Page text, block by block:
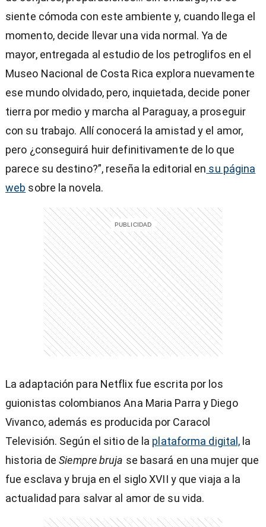
siente cómoda con este ambiente y, cuando llega el
momento, decide llevar una vida normal. Ya de
mayor, entregada al estudio de los petroglifos en el
Museo Nacional de Costa Rica explora nuevamente
ese mundo olvidado, pero, inquietada, decide poner
tierra por medio y marcha al Paraguay, a proseguir
con su trabajo. Allí conocerá la amistad y el amor,
pero ¿conseguirá huir definitivamente de lo que
parece su destino?”, reseña la editorial en su página
web sobre la novela.
La adaptación para Netflix fue escrita por los
guionistas colombianos Ana Maria Parra y Diego
Vivanco, además es producida por Caracol
Televisión. Según el sitio de la plataforma digital, la
historia deSiempre bruja se basará en una mujer que
fue esclava y bruja en el siglo XVII y que viaja a la
actualidad para salvar al amor de su vida.